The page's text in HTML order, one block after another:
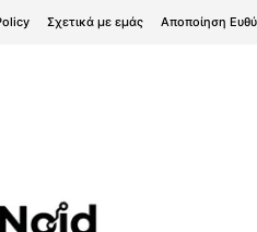
Σχετικά με εμάς Αποποίηση